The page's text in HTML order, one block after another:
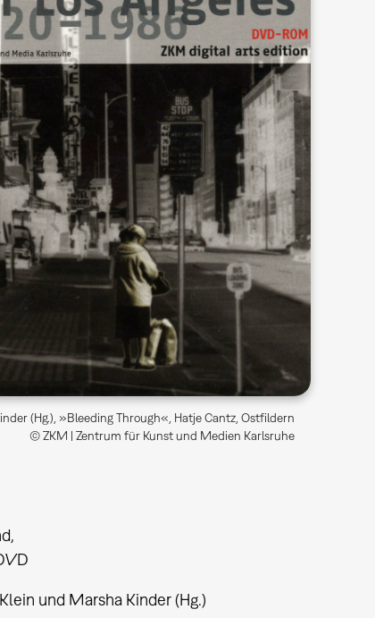
(Hg.), »Bleeding Through«, Hatje Cantz, Ostfildern
© ZKM | Zentrum für Kunst und Medien Karlsruhe
und Marsha Kinder (Hg.)